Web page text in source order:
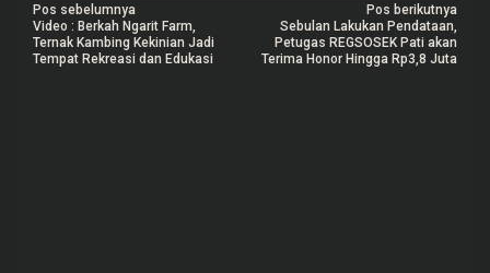
N
a
Pos sebelumnya
Video : Berkah Ngarit Farm,
Ternak Kambing Kekinian Jadi
Tempat Rekreasi dan Edukasi
Pos berikutnya
Sebulan Lakukan Pendataan,
Petugas REGSOSEK Pati akan
Terima Honor Hingga Rp3,8 Juta